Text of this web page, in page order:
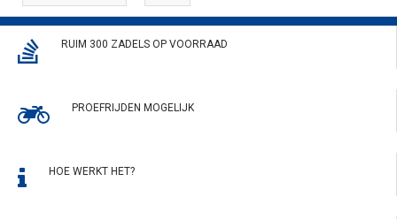
RUIM 300 ZADELS OP VOORRAAD
PROEFRIJDEN MOGELIJK
HOE WERKT HET?